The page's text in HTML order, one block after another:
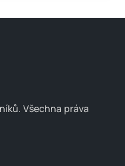
Všechna práva